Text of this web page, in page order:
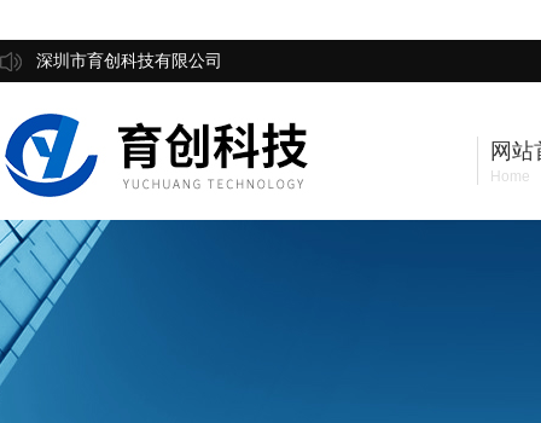
深圳市育创科技有限公司
网站
Home